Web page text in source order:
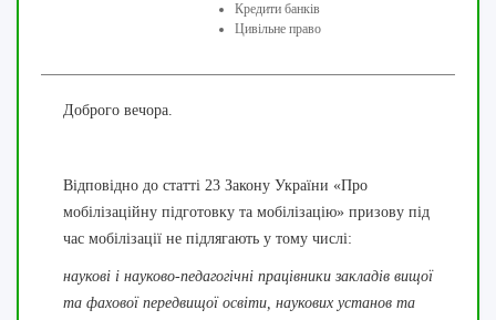
Кредити банків
Цивільне право
Доброго вечора.
Відповідно до статті 23 Закону України «Про
мобілізаційну підготовку та мобілізацію» призову під
час мобілізації не підлягають у тому числі:
наукові і науково-педагогічні працівники закладів вищої
та фахової передвищої освіти, наукових установ та